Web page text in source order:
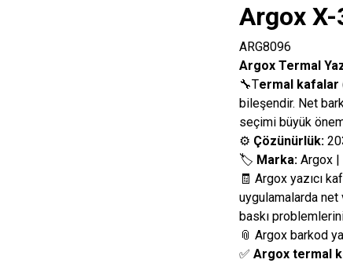
Argox X-
ARG8096
Argox Termal
🔧Termal kafalar
bileşendir. Net
seçimi büyük
⚙️ Çözünürlük:
🏷️ Marka:Argox
🧾 Argox yazıcı
uygulamalarda net
baskı
📎 Argox barkod
✅ Argox termal